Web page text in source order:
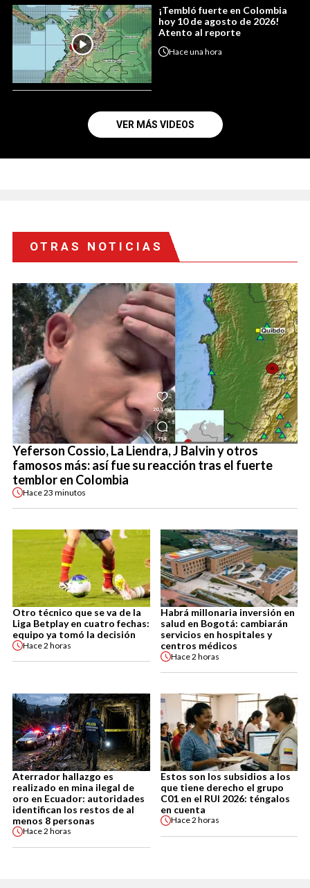
¡Tembló fuerte en Colombia
hoy 10 de agosto de 2026!
Atento al reporte
Haceuna hora
VER MÁS VIDEOS
OTRAS NOTICIAS
Yeferson Cossio, La Liendra, J Balvin y otros
famosos más: así fue su reacción tras el fuerte
temblor en Colombia
Hace23 minutos
Otro técnico que se va de la
Liga Betplay en cuatro fechas:
equipo ya tomó la decisión
Hace2 horas
Habrá millonaria inversión en
salud en Bogotá: cambiarán
servicios en hospitales y
centros médicos
Hace2 horas
Aterrador hallazgo es
realizado en mina ilegal de
oro en Ecuador: autoridades
identifican los restos de al
menos 8 personas
Hace2 horas
Estos son los subsidios a los
que tiene derecho el grupo
C01 en el RUI 2026: téngalos
en cuenta
Hace2 horas